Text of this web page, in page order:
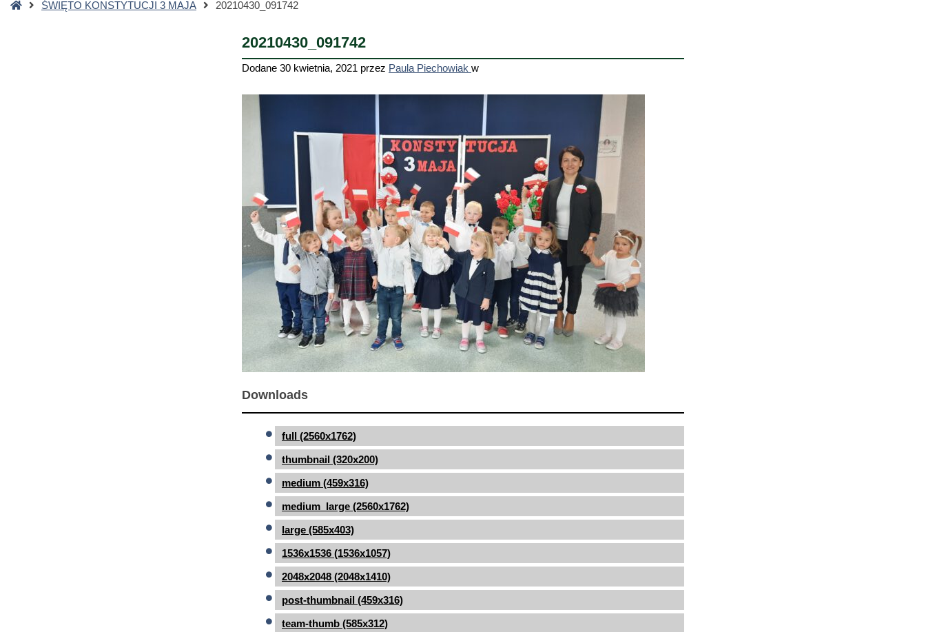
StronaŚWIĘTO KONSTYTUCJI 3 MAJA 20210430_091742
20210430_091742
Dodane 30 kwietnia, 2021 przez Paula Piechowiak w
Downloads
full (2560x1762)
thumbnail (320x200)
medium (459x316)
medium_large (2560x1762)
large (585x403)
1536x1536 (1536x1057)
2048x2048 (2048x1410)
post-thumbnail (459x316)
team-thumb (585x312)